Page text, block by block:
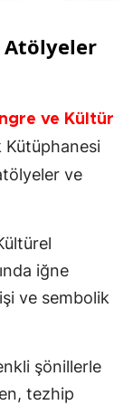
Atölyeler
ve Kültür
Kütüphanesi
ve
iğne
ve sembolik
şönillerle
tezhip